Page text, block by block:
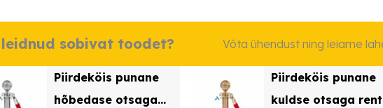
leidnud sobivat toodet? Võta ühendust ning leiame
Piirdeköis punane
hõbedase otsaga
Piirdeköis punane
kuldse otsaga rent